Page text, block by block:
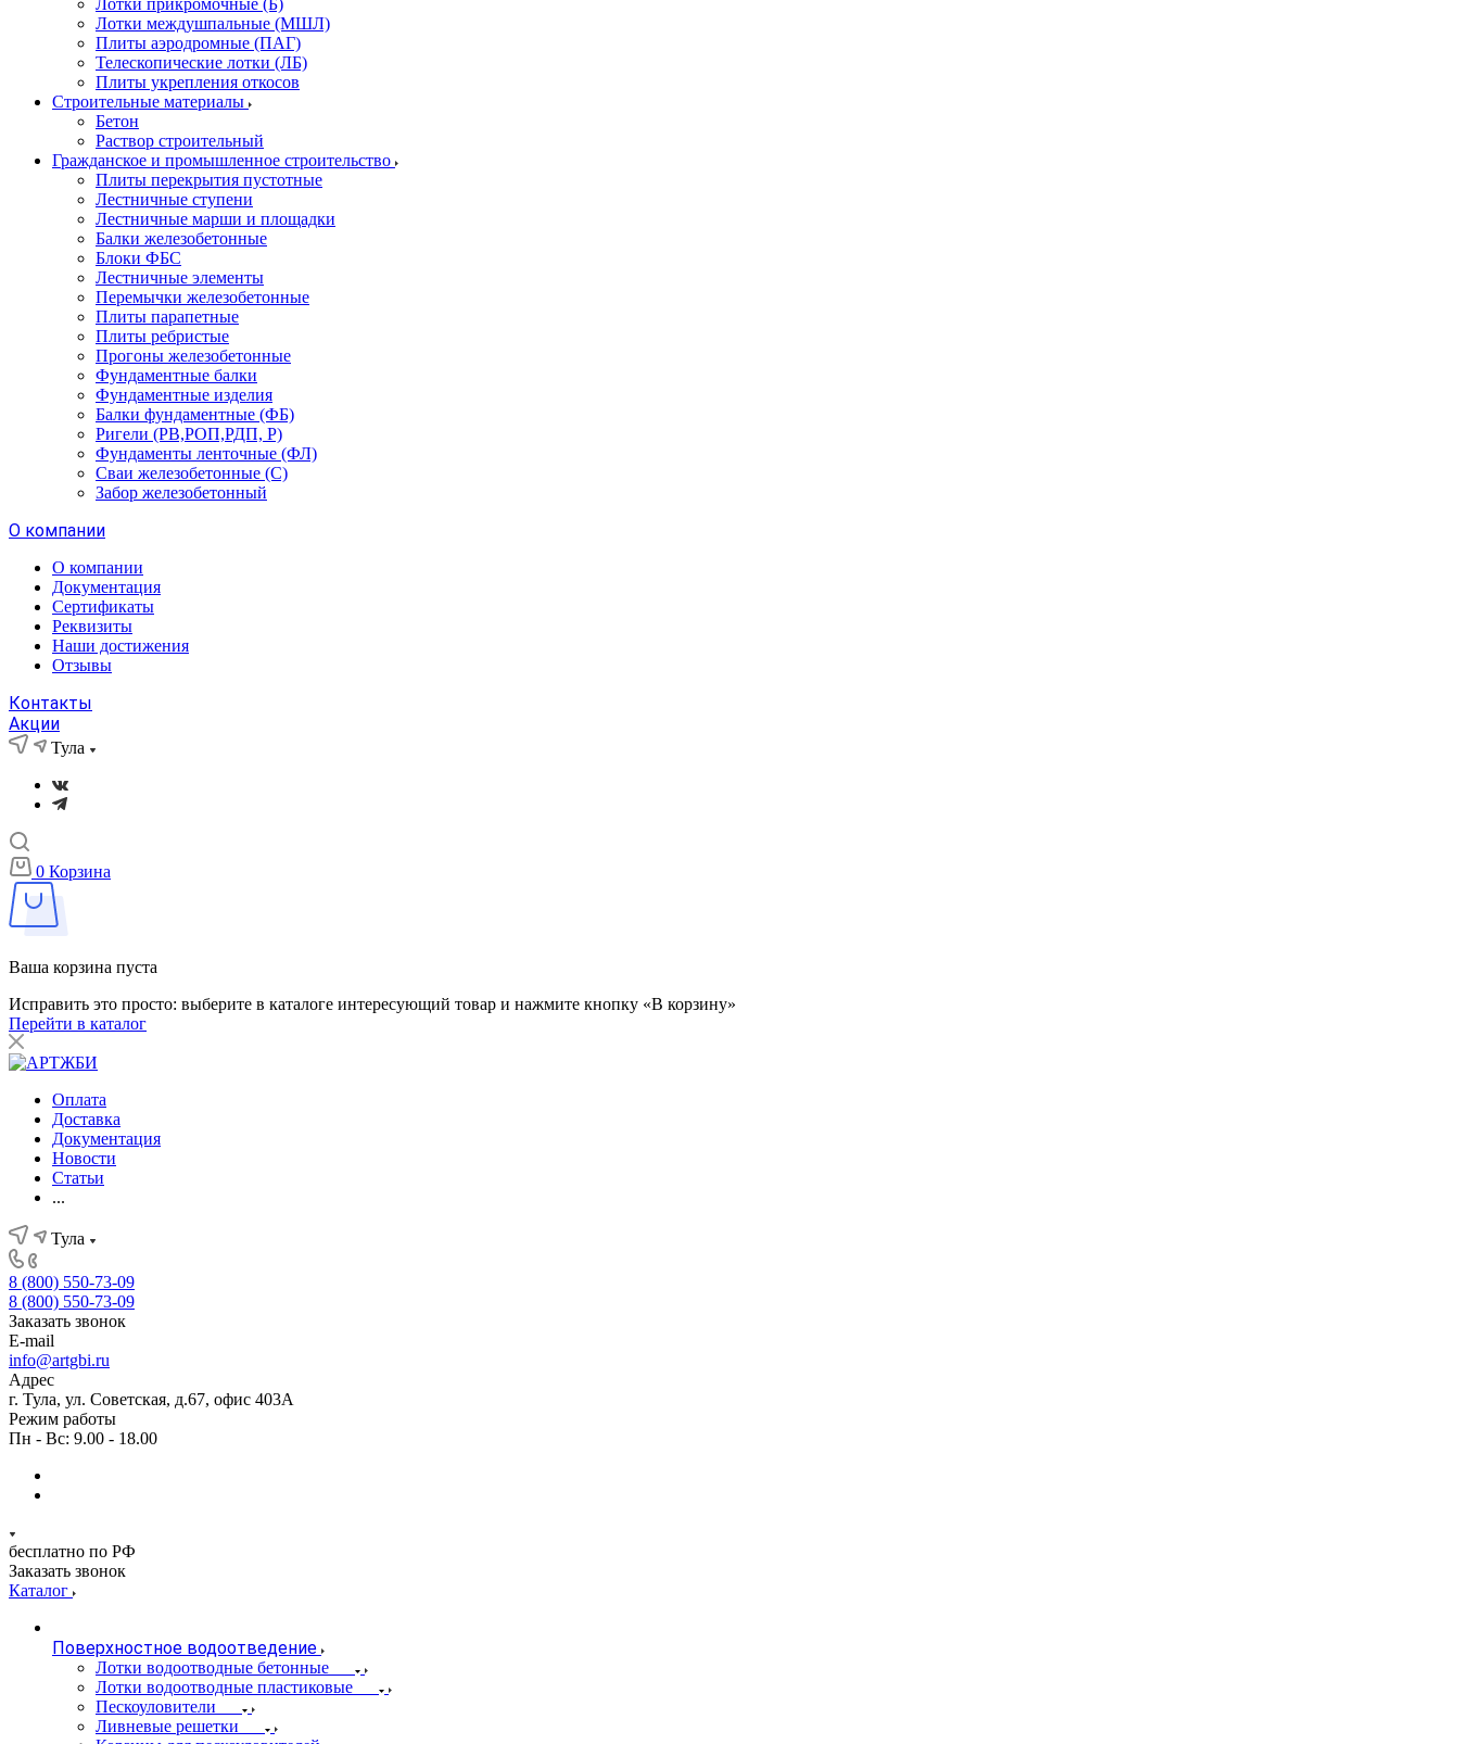
Лотки прикромочные (Б)
Лотки междушпальные (МШЛ)
Плиты аэродромные (ПАГ)
Телескопические лотки (ЛБ)
Плиты укрепления откосов
Строительные материалы
Бетон
Раствор строительный
Гражданское и промышленное строительство
Плиты перекрытия пустотные
Лестничные ступени
Лестничные марши и площадки
Балки железобетонные
Блоки ФБС
Лестничные элементы
Перемычки железобетонные
Плиты парапетные
Плиты ребристые
Прогоны железобетонные
Фундаментные балки
Фундаментные изделия
Балки фундаментные (ФБ)
Ригели (РВ,РОП,РДП, Р)
Фундаменты ленточные (ФЛ)
Сваи железобетонные (С)
Забор железобетонный
О компании
О компании
Документация
Сертификаты
Реквизиты
Наши достижения
Отзывы
Контакты
Акции
Тула
0 Корзина
Ваша корзина пуста
Исправить это просто: выберите в каталоге интересующий товар и нажмите кнопку «В корзину»
Перейти в каталог
Оплата
Доставка
Документация
Новости
Статьи
...
Тула
8 (800) 550-73-09
8 (800) 550-73-09
Заказать звонок
E-mail
info@artgbi.ru
Адрес
г. Тула, ул. Советская, д.67, офис 403А
Режим работы
Пн - Вс: 9.00 - 18.00
бесплатно по РФ
Заказать звонок
Каталог
Поверхностное водоотведение
Лотки водоотводные бетонные
Лотки водоотводные пластиковые
Пескоуловители
Ливневые решетки